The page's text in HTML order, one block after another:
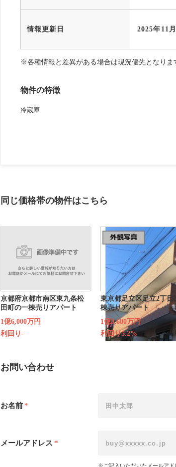
情報更新日 2025年11
※各種情報と差異がある場合は現況優先となりま
物件の特徴
冷蔵庫
同じ価格帯の物件はこちら
京都府京都市南区東九条松
田町の一棟売りアパート
1億6,000万円
利回り-
東京都足立区足立2丁目
棟売りアパート
1億3,680万円
利回り5.2%
お問い合わせ
お名前*
メールアドレス *
※ご記入いただいたメールアド